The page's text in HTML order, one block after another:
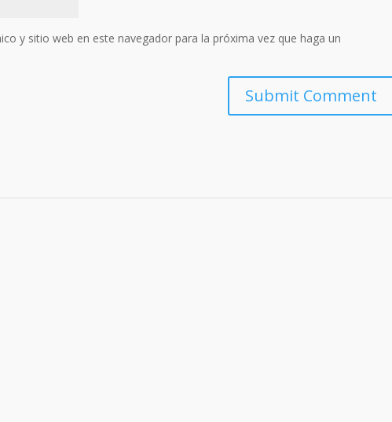
y sitio web en este navegador para la próxima vez que haga un